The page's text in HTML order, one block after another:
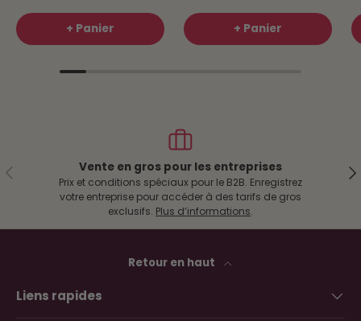
+ Panier + Panier
Précédent Vente en gros pour les entreprises
Prix et conditions spéciaux pour le B2B. Enregistrez
votre entreprise pour accéder à des tarifs de gros
exclusifs. Plus d’informations.
Retour en haut
Liens rapides